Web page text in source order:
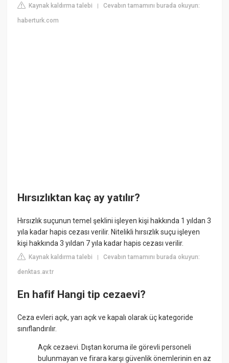
Kaynak kaldırma talebi |Cevabın tamamını burada okuyun:
haberturk.com
Hırsızlıktan kaç ay yatılır?
Hırsızlık suçunun temel şeklini işleyen kişi hakkında 1 yıldan 3
yıla kadar hapis cezası verilir. Nitelikli hırsızlık suçu işleyen
kişi hakkında 3 yıldan 7 yıla kadar hapis cezası verilir.
Kaynak kaldırma talebi |Cevabın tamamını burada okuyun:
denktas.av.tr
En hafif Hangi tip cezaevi?
Ceza evleri açık, yarı açık ve kapalı olarak üç kategoride
sınıflandırılır.
Açık cezaevi. Dıştan koruma ile görevli personeli
bulunmayan ve firara karşı güvenlik önemlerinin en az